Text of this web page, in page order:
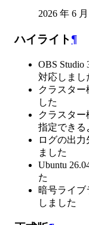
2026 年 6
ハイライト¶
OBS Studio
対応しまし
クラスタ
した
クラスタ
指定できる
ログの出
ました
Ubuntu
た
暗号ライブ
しました